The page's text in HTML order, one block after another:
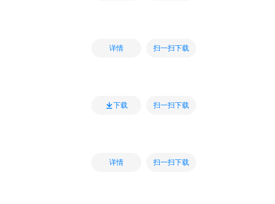
详情 扫一扫下载
下载 扫一扫下载
详情 扫一扫下载